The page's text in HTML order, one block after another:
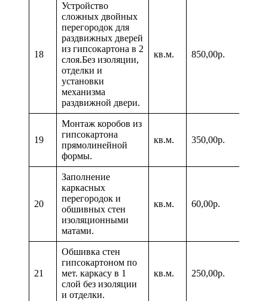
18
Устройство
сложных двойных
перегородок для
раздвижных дверей
из гипсокартона в 2
слоя.Без изоляции,
отделки и
установки
механизма
раздвижной двери.
кв.м. 850,00р.
19
Монтаж коробов из
гипсокартона
прямолинейной
формы.
кв.м. 350,00р.
20
Заполнение
каркасных
перегородок и
обшивных стен
изоляционными
матами.
кв.м. 60,00р.
21
Обшивка стен
гипсокартоном по
мет. каркасу в 1
слой без изоляции
и отделки.
кв.м. 250,00р.